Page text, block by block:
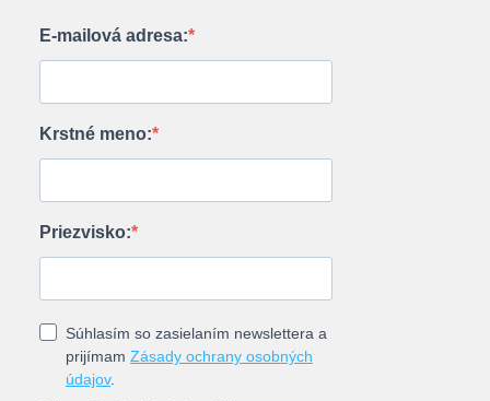
E-mailová adresa:
Krstné meno:
Priezvisko:
Súhlasím so zasielaním newslettera a
prijímam Zásady ochrany osobných
údajov.